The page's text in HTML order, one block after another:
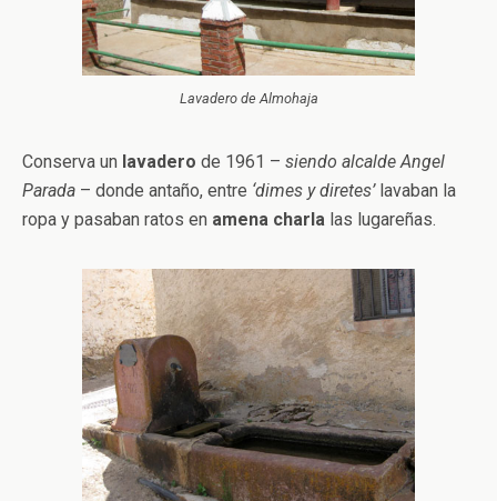
Lavadero de Almohaja
Conserva un lavadero de 1961 – siendo alcalde Angel
Parada – donde antaño, entre ‘dimes y diretes’lavaban la
ropa y pasaban ratos en amena charla las lugareñas.